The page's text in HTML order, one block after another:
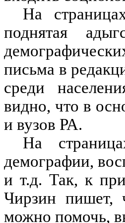
На
поднятая
письма в
среди
видно, что в
и вузов РА.
На
демографии,
и т.д. Так, к
Чирзин пишет,
можно помочь,